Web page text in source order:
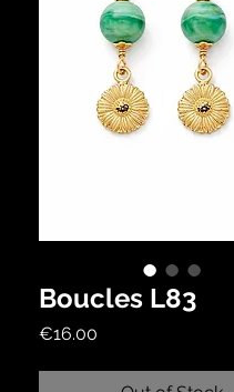
Boucles L83
€16.00